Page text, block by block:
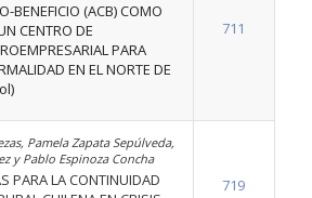
BENEFICIO (ACB) COMO
CENTRO DE
PARA
EN EL NORTE DE
711
Pamela Zapata Sepúlveda,
y Pablo Espinoza Concha
PARA LA CONTINUIDAD
719